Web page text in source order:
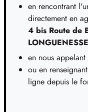
TERRAINÀ
53 280 €
À
19 500 €
en rencontrant
directement en
4 bis Route de
LONGUENESSE
en nous appelant
ou en
ligne depuis le